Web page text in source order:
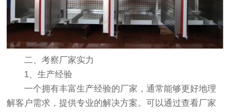
二、考察厂家实力
1、生产经验
一个拥有丰富生产经验的厂家，通常能够更好地理
解客户需求，提供专业的解决方案。可以通过查看厂家